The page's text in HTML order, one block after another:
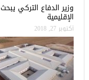
وزير الدفاع التركي
الإقليمية
أكتوبر 27, 2018